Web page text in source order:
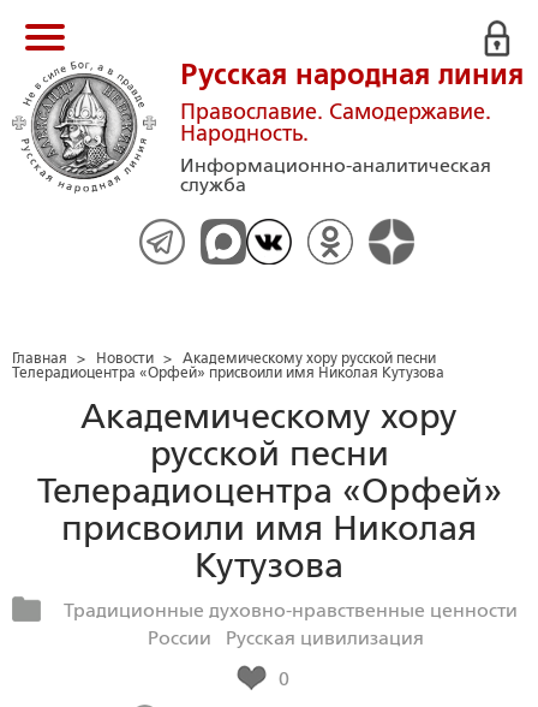
Русская народная линия
Православие. Самодержавие.
Народность.
Информационно-аналитическая
служба
Главная > Новости > Академическому хору русской песни
Телерадиоцентра «Орфей» присвоили имя Николая Кутузова
Академическому хору
русской песни
Телерадиоцентра «Орфей»
присвоили имя Николая
Кутузова
Традиционные духовно-нравственные ценности
России
Русская цивилизация
0